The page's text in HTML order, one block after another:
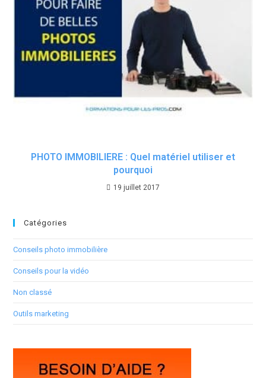
PHOTO IMMOBILIERE : Quel matériel utiliser et
pourquoi
19 juillet 2017
Catégories
Conseils photo immobilière
Conseils pour la vidéo
Non classé
Outils marketing